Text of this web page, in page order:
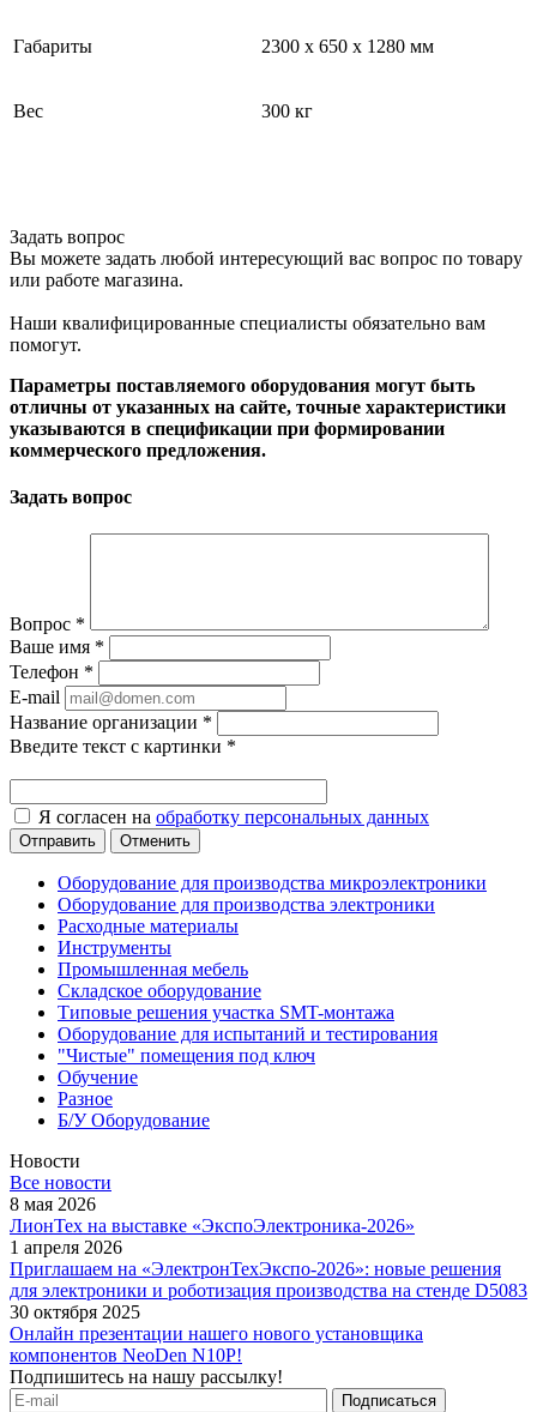
Габариты 2300 х 650 х 1280 мм
Вес 300 кг
Задать вопрос
Вы можете задать любой интересующий вас вопрос по товару
или работе магазина.
Наши квалифицированные специалисты обязательно вам
помогут.
Параметры поставляемого оборудования могут быть
отличны от указанных на сайте, точные характеристики
указываются в спецификации при формировании
коммерческого предложения.
Задать вопрос
Вопрос *
Ваше имя *
Телефон *
E-mail
Название организации *
Введите текст с картинки *
Я согласен на обработку персональных данных
Отменить
Оборудование для производства микроэлектроники
Оборудование для производства электроники
Расходные материалы
Инструменты
Промышленная мебель
Складское оборудование
Типовые решения участка SMT-монтажа
Оборудование для испытаний и тестирования
"Чистые" помещения под ключ
Обучение
Разное
Б/У Оборудование
Новости
Все новости
8 мая 2026
ЛионТех на выставке «ЭкспоЭлектроника-2026»
1 апреля 2026
Приглашаем на «ЭлектронТехЭкспо-2026»: новые решения
для электроники и роботизация производства на стенде D5083
30 октября 2025
Онлайн презентации нашего нового установщика
компонентов NeoDen N10P!
Подпишитесь на нашу рассылку!